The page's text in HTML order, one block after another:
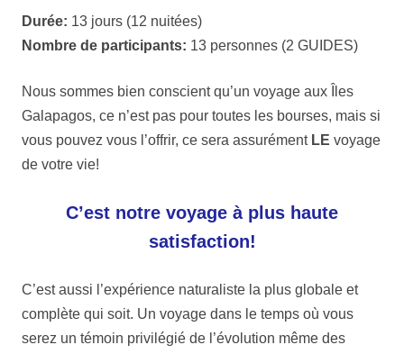
Durée: 13 jours (12 nuitées)
Nombre de participants: 13 personnes (2 GUIDES)
Nous sommes bien conscient qu’un voyage aux Îles
Galapagos, ce n’est pas pour toutes les bourses, mais si
vous pouvez vous l’offrir, ce sera assurément LE voyage
de votre vie!
C’est notre voyage à plus haute
satisfaction!
C’est aussi l’expérience naturaliste la plus globale et
complète qui soit. Un voyage dans le temps où vous
serez un témoin privilégié de l’évolution même des